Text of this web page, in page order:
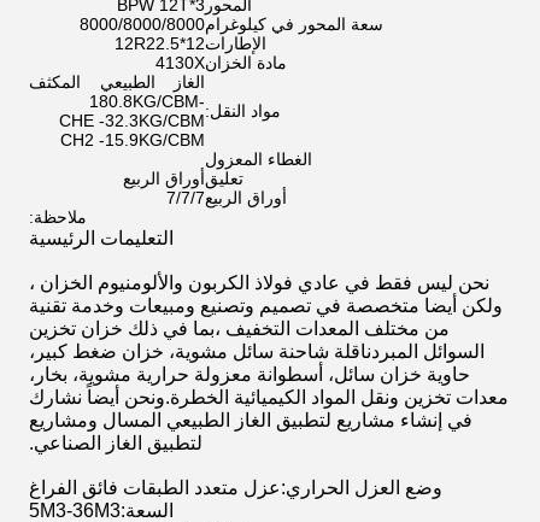
المحور BPW 12T*3
سعة المحور في كيلوغرام8000/8000/8000
الإطارات12R22.5*12
مادة الخزان4130X
مواد النقل:
الغاز الطبيعي المكثف
-180.8KG/CBM
CHE -32.3KG/CBM
CH2 -15.9KG/CBM
الغطاء المعزول
تعليقأوراق الربيع
أوراق الربيع7/7/7
ملاحظة:
التعليمات الرئيسية
نحن ليس فقط في عادي فولاذ الكربون والألومنيوم الخزان ،
ولكن أيضا متخصصة في تصميم وتصنيع ومبيعات وخدمة تقنية
من مختلف المعدات التخفيف ،بما في ذلك خزان تخزين
السوائل المبردناقلة شاحنة سائل مشوية، خزان ضغط كبير،
حاوية خزان سائل، أسطوانة معزولة حرارية مشوية، بخار،
معدات تخزين ونقل المواد الكيميائية الخطرة.ونحن أيضاً نشارك
في إنشاء مشاريع لتطبيق الغاز الطبيعي المسال ومشاريع
لتطبيق الغاز الصناعي.
وضع العزل الحراري:عزل متعدد الطبقات فائق الفراغ
السعة:
5M3-36M3